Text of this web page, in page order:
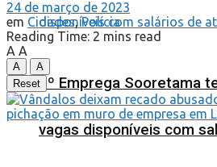
2º Emprega Sooretama
vagas disponíveis com
24 de março de 2023
em Cidades,Polícia
Reading Time: 2 mins read
A A
A
A
Reset